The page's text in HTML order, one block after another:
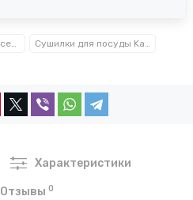
Посуда, кухонные аксессуары и принадлежности TM Kamille TM Ofenbach Сушилки для посуды Kamille™ Ofenbach™
Характеристики
Отзывы0